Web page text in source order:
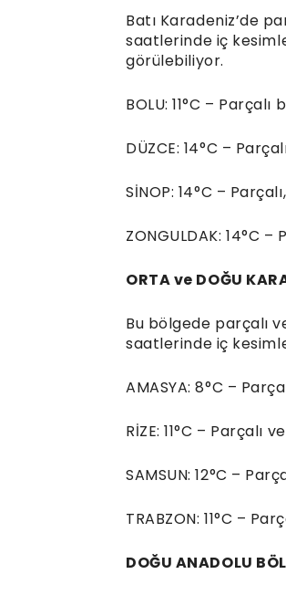
Batı Karadeniz’de
saatlerinde iç
görülebiliyor.
BOLU: 11°C – Parçalı
DÜZCE: 14°C –
SİNOP: 14°C –
ZONGULDAK: 14°C
ORTA ve DOĞU
Bu bölgede parçalı
saatlerinde iç
AMASYA: 8°C –
RİZE: 11°C – Parçalı
SAMSUN: 12°C –
TRABZON: 11°C –
DOĞU ANADOLU